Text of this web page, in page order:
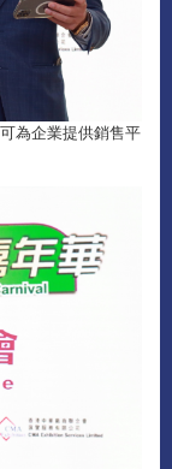
為企業提供銷售平